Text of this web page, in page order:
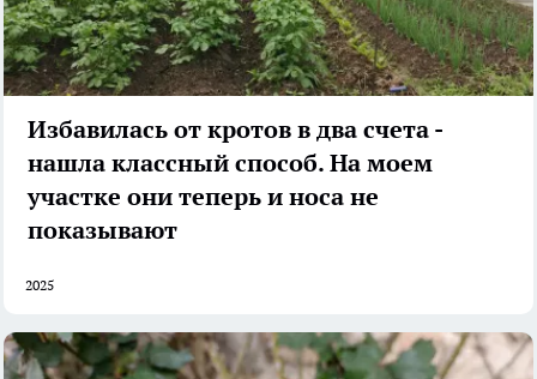
Избавилась от кротов в два счета -
нашла классный способ. На моем
участке они теперь и носа не
показывают
2025